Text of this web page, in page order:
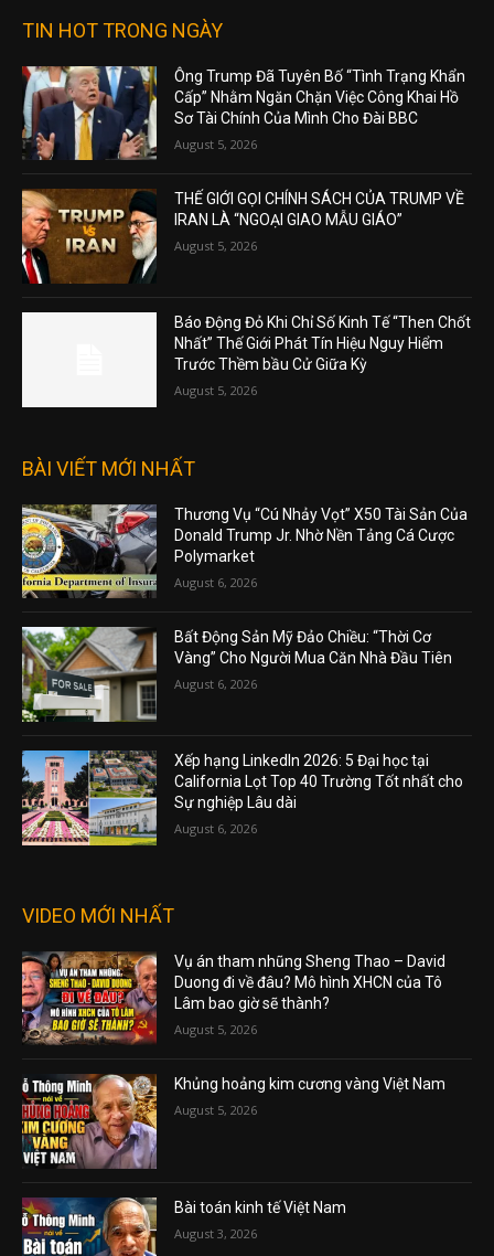
TIN HOT TRONG NGÀY
Ông Trump Đã Tuyên Bố “Tình Trạng Khẩn
Cấp” Nhằm Ngăn Chặn Việc Công Khai Hồ
Sơ Tài Chính Của Mình Cho Đài BBC
August 5, 2026
THẾ GIỚI GỌI CHÍNH SÁCH CỦA TRUMP VỀ
IRAN LÀ “NGOẠI GIAO MẪU GIÁO”
August 5, 2026
Báo Động Đỏ Khi Chỉ Số Kinh Tế “Then Chốt
Nhất” Thế Giới Phát Tín Hiệu Nguy Hiểm
Trước Thềm bầu Cử Giữa Kỳ
August 5, 2026
BÀI VIẾT MỚI NHẤT
Thương Vụ “Cú Nhảy Vọt” X50 Tài Sản Của
Donald Trump Jr. Nhờ Nền Tảng Cá Cược
Polymarket
August 6, 2026
Bất Động Sản Mỹ Đảo Chiều: “Thời Cơ
Vàng” Cho Người Mua Căn Nhà Đầu Tiên
August 6, 2026
Xếp hạng LinkedIn 2026: 5 Đại học tại
California Lọt Top 40 Trường Tốt nhất cho
Sự nghiệp Lâu dài
August 6, 2026
VIDEO MỚI NHẤT
Vụ án tham nhũng Sheng Thao – David
Duong đi về đâu? Mô hình XHCN của Tô
Lâm bao giờ sẽ thành?
August 5, 2026
Khủng hoảng kim cương vàng Việt Nam
August 5, 2026
Bài toán kinh tế Việt Nam
August 3, 2026